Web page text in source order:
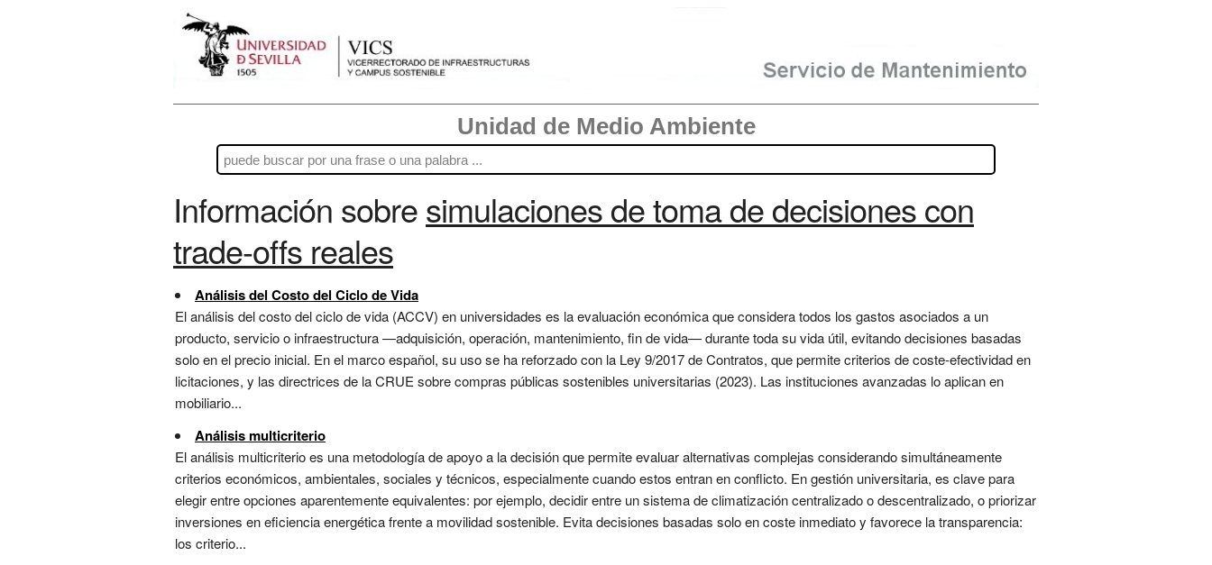
Unidad de Medio Ambiente
Información sobresimulaciones de toma de decisiones con
trade-offs reales
Análisis del Costo del Ciclo de Vida
El análisis del costo del ciclo de vida (ACCV) en universidades es la evaluación económica que considera todos los gastos asociados a un
producto, servicio o infraestructura —adquisición, operación, mantenimiento, fin de vida— durante toda su vida útil, evitando decisiones basadas
solo en el precio inicial. En el marco español, su uso se ha reforzado con la Ley 9/2017 de Contratos, que permite criterios de coste-efectividad en
licitaciones, y las directrices de la CRUE sobre compras públicas sostenibles universitarias (2023). Las instituciones avanzadas lo aplican en
mobiliario...
Análisis multicriterio
El análisis multicriterio es una metodología de apoyo a la decisión que permite evaluar alternativas complejas considerando simultáneamente
criterios económicos, ambientales, sociales y técnicos, especialmente cuando estos entran en conflicto. En gestión universitaria, es clave para
elegir entre opciones aparentemente equivalentes: por ejemplo, decidir entre un sistema de climatización centralizado o descentralizado, o priorizar
inversiones en eficiencia energética frente a movilidad sostenible. Evita decisiones basadas solo en coste inmediato y favorece la transparencia:
los criterio...